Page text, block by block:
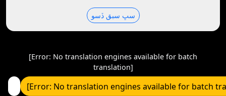
سڀ سبق ڏسو
[Error: No translation engines available for batch
translation]
[Error: No translation engines available for batch